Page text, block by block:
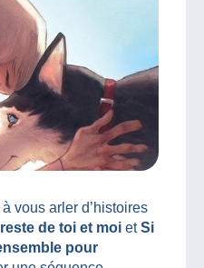
vous arler d’histoires
de toi et moi etSi
pour